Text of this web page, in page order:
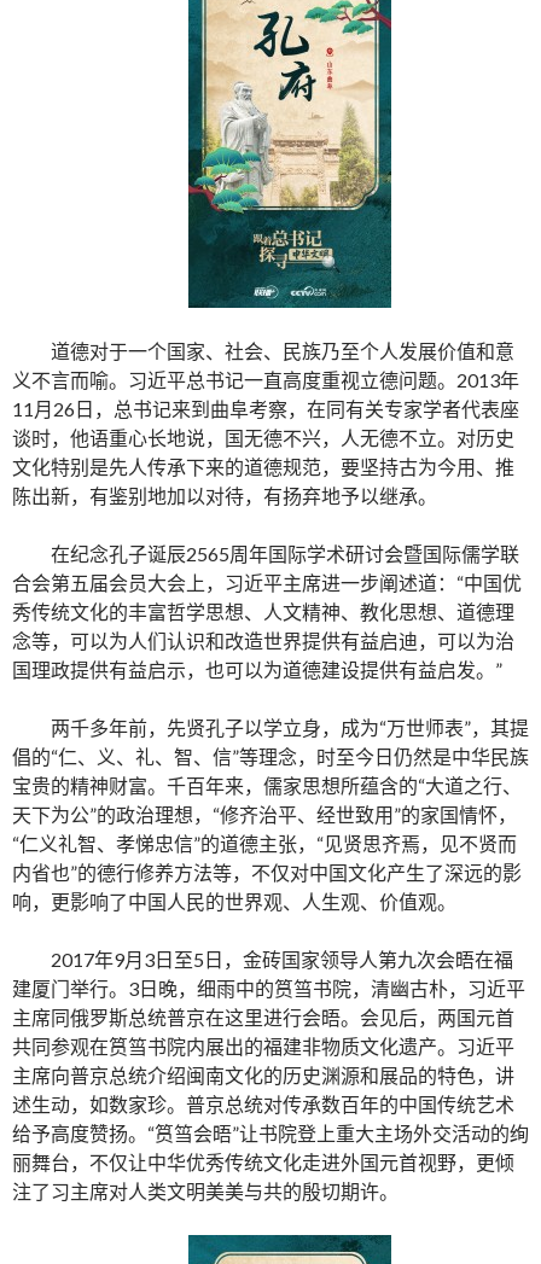
道德对于一个国家、社会、民族乃至个人发展价值和意
义不言而喻。习近平总书记一直高度重视立德问题。2013年
11月26日，总书记来到曲阜考察，在同有关专家学者代表座
谈时，他语重心长地说，国无德不兴，人无德不立。对历史
文化特别是先人传承下来的道德规范，要坚持古为今用、推
陈出新，有鉴别地加以对待，有扬弃地予以继承。
在纪念孔子诞辰2565周年国际学术研讨会暨国际儒学联
合会第五届会员大会上，习近平主席进一步阐述道：“中国优
秀传统文化的丰富哲学思想、人文精神、教化思想、道德理
念等，可以为人们认识和改造世界提供有益启迪，可以为治
国理政提供有益启示，也可以为道德建设提供有益启发。”
两千多年前，先贤孔子以学立身，成为“万世师表”，其提
倡的“仁、义、礼、智、信”等理念，时至今日仍然是中华民族
宝贵的精神财富。千百年来，儒家思想所蕴含的“大道之行、
天下为公”的政治理想，“修齐治平、经世致用”的家国情怀，
“仁义礼智、孝悌忠信”的道德主张，“见贤思齐焉，见不贤而
内省也”的德行修养方法等，不仅对中国文化产生了深远的影
响，更影响了中国人民的世界观、人生观、价值观。
2017年9月3日至5日，金砖国家领导人第九次会晤在福
建厦门举行。3日晚，细雨中的筼筜书院，清幽古朴，习近平
主席同俄罗斯总统普京在这里进行会晤。会见后，两国元首
共同参观在筼筜书院内展出的福建非物质文化遗产。习近平
主席向普京总统介绍闽南文化的历史渊源和展品的特色，讲
述生动，如数家珍。普京总统对传承数百年的中国传统艺术
给予高度赞扬。“筼筜会晤”让书院登上重大主场外交活动的绚
丽舞台，不仅让中华优秀传统文化走进外国元首视野，更倾
注了习主席对人类文明美美与共的殷切期许。